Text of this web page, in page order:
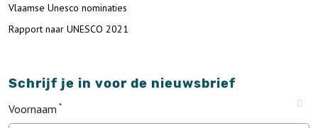
Vlaamse Unesco nominaties
Rapport naar UNESCO 2021
Schrijf je in voor de nieuwsbrief
Voornaam